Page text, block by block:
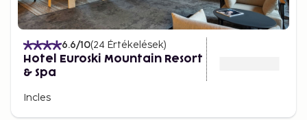
6.6/10(24 Értékelések)
Hotel Euroski Mountain Resort
& Spa
Incles